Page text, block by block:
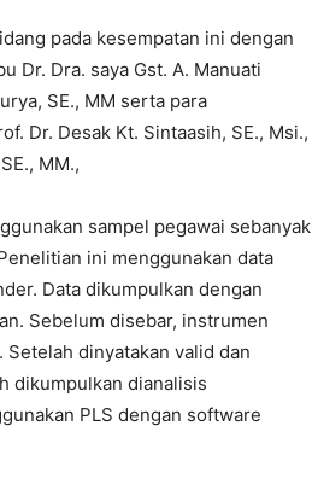
pada kesempatan ini dengan
Dr. Dra. saya Gst. A. Manuati
SE., MM serta para
Dr. Desak Kt. Sintaasih, SE., Msi.,
MM.,
sampel pegawai sebanyak
ini menggunakan data
Data dikumpulkan dengan
Sebelum disebar, instrumen
dinyatakan valid dan
dikumpulkan dianalisis
PLS dengan software